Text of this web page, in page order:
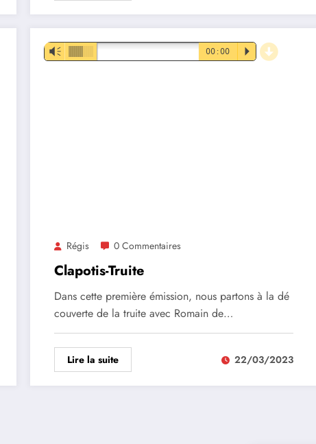
Lecteur
audio
Vm 00:00 P d
Régis 0 Commentaires
Clapotis-Truite
Dans cette première émission, nous partons à la dé
couverte de la truite avec Romain de…
Lire la suite 22/03/2023